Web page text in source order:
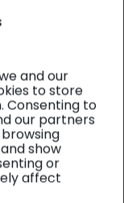
and our
to store
Consenting to
our partners
show
or
affect